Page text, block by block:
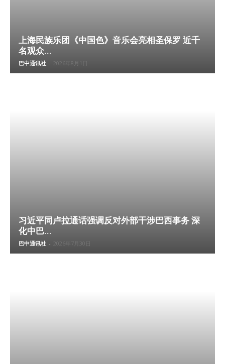
上海民族乐团《中国色》音乐会亮相圣保罗 近千
名观众...
巴中通讯社 - 2026年8月1日
习近平同卢拉通话强调反对外部干涉巴西事务 深
化中巴...
巴中通讯社 - 2026年7月30日